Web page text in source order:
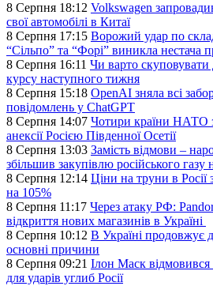
8 Серпня 18:12 Volkswagen
свої автомобілі в Китаї
8 Серпня 17:15 Ворожий удар по
“Сільпо” та “Форі” виникла нестача
8 Серпня 16:11 Чи варто скуповувати
курсу наступного тижня
8 Серпня 15:18 OpenAI зняла всі
повідомлень у ChatGPT
8 Серпня 14:07 Чотири країни НАТО
анексії Росією Південної Осетії
8 Серпня 13:03 Замість відмови –
збільшив закупівлю російського газу
8 Серпня 12:14 Ціни на труни в Росії
на 105%
8 Серпня 11:17 Через атаку РФ:
відкриття нових магазинів в Україні
8 Серпня 10:12 В Україні продовжує
основні причини
8 Серпня 09:21 Ілон Маск відмовився
для ударів углиб Росії